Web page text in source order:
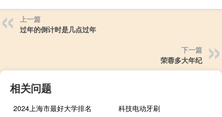
上一篇
过年的倒计时是几点过年
下一篇
荣蓉多大年纪
相关问题
2024上海市最好大学排名
科技电动牙刷